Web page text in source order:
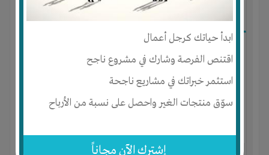
ابدأ حياتك كرجل أعمال
اقتنص الفرصة وشارك في مشروع ناجح
استثمر خبراتك في مشاريع ناجحة
سوّق منتجات الغير واحصل على نسبة من الأرباح
إشترك الآن مجاناً
mohamed amine Boulaiki